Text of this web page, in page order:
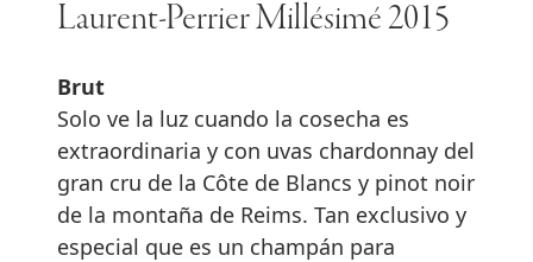
Laurent-Perrier Millésimé 2015
Brut
Solo ve la luz cuando la cosecha es
extraordinaria y con uvas chardonnay del
gran cru de la Côte de Blancs y pinot noir
de la montaña de Reims. Tan exclusivo y
especial que es un champán para